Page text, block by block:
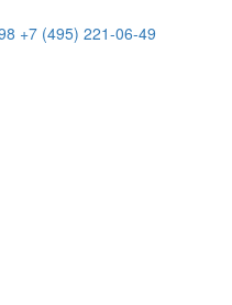
+7 (495) 221-06-49